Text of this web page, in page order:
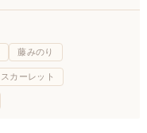
藤みのり
スカーレット